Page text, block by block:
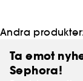
Andra produkter:
Ta emot
Sephora!